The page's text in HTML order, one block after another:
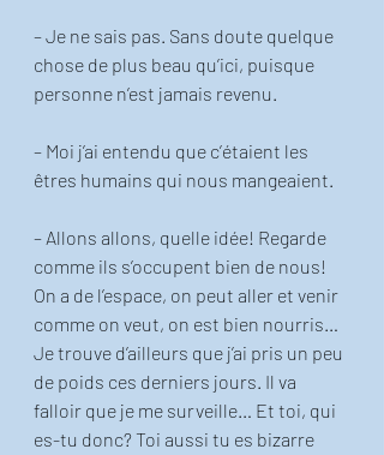
– Je ne sais pas. Sans doute quelque
chose de plus beau qu’ici, puisque
personne n’est jamais revenu.
– Moi j’ai entendu que c’étaient les
êtres humains qui nous mangeaient.
– Allons allons, quelle idée! Regarde
comme ils s’occupent bien de nous!
On a de l’espace, on peut aller et venir
comme on veut, on est bien nourris…
Je trouve d’ailleurs que j’ai pris un peu
de poids ces derniers jours. Il va
falloir que je me surveille… Et toi, qui
es-tu donc? Toi aussi tu es bizarre